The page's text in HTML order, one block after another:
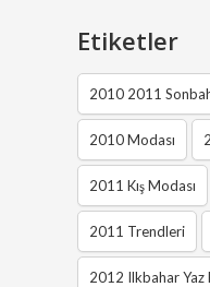
Etiketler
2010 2011
2010 Modası
2011 Kış Modası
2011 Trendleri
2012 Ilkbahar Yaz